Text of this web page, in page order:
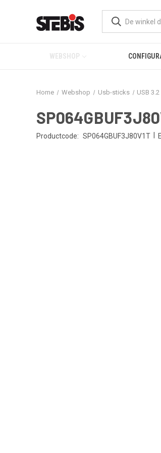
WEBSHOP
Home Webshop Usb-sticks USB
Productcode: SP064GBUF3J80V1T